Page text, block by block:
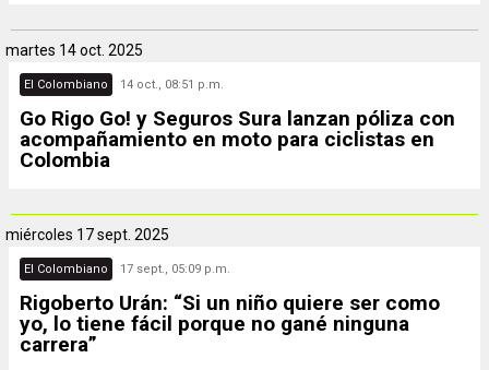
martes 14 oct. 2025
El Colombiano 14 oct., 08:51 p.m.
Go Rigo Go! y Seguros Sura lanzan póliza con
acompañamiento en moto para ciclistas en
Colombia
miércoles 17 sept. 2025
El Colombiano 17 sept., 05:09 p.m.
Rigoberto Urán: “Si un niño quiere ser como
yo, lo tiene fácil porque no gané ninguna
carrera”